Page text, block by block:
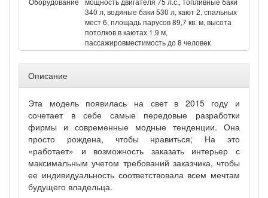
340 л, водяные баки 530 л, кают 2, спальных
мест 6, площадь парусов 89,7 кв. м, высота
потолков в каютах 1,9 м,
пассажировместимость до 8 человек
Описание
Эта модель появилась на свет в 2015 году и
сочетает в себе самые передовые разработки
фирмы и современные модные тенденции. Она
просто рождена, чтобы нравиться; На это
«работает» и возможность заказать интерьер с
максимальным учетом требований заказчика, чтобы
ее индивидуальность соответствовала всем мечтам
будущего владельца.